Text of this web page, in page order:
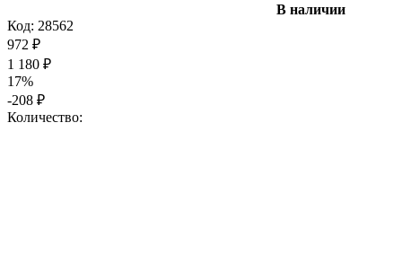
В наличии
Код: 28562
972 ₽
1 180 ₽
17%
-208 ₽
Количество: